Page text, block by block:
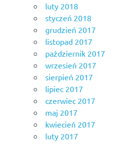
luty 2018
styczeń 2018
grudzień 2017
listopad 2017
październik 2017
wrzesień 2017
sierpień 2017
lipiec 2017
czerwiec 2017
maj 2017
kwiecień 2017
luty 2017